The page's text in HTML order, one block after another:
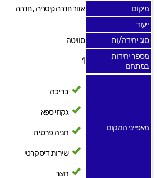
מיקום אזור חדרה קיסריה,חדרה
ייעוד
סוג יחידה/ות
סוויטה
מספר יחידות
במתחם
1
מאפייני המקום
בריכה
גקוזי ספא
חניה פרטית
שירות דיסקרטי
חצר